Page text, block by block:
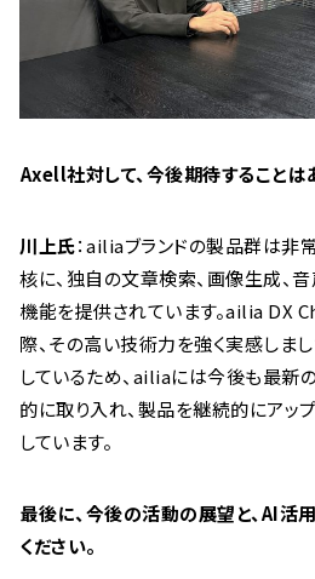
――Axell社対して、今後期待することは
川上氏：ailiaブランドの製品群は非
核に、独自の文章検索、画像生成、
機能を提供されています。ailia DX
際、その高い技術力を強く実感しま
しているため、ailiaには今後も最新
的に取り入れ、製品を継続的にアッ
しています。
――最後に、今後の活動の展望と、AI
ください。